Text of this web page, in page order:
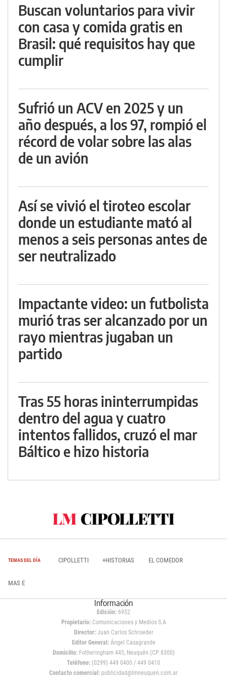
Buscan voluntarios para vivir
con casa y comida gratis en
Brasil: qué requisitos hay que
cumplir
Sufrió un ACV en 2025 y un
año después, a los 97, rompió el
récord de volar sobre las alas
de un avión
Así se vivió el tiroteo escolar
donde un estudiante mató al
menos a seis personas antes de
ser neutralizado
Impactante video: un futbolista
murió tras ser alcanzado por un
rayo mientras jugaban un
partido
Tras 55 horas ininterrumpidas
dentro del agua y cuatro
intentos fallidos, cruzó el mar
Báltico e hizo historia
TEMAS DEL DÍA CIPOLLETTI +HISTORIAS EL COMEDOR
MAS E
Información
Edición: 6952
Propietario:Comunicaciones y Medios S.A
Director: Juan Carlos Schroeder
Editor General:Ángel Casagrande
Domicilio:Fotheringham 445, Neuquén (CP 8300)
Teléfono: (0299) 449 0400 / 449 0410
Contacto comercial: publicidad@lmneuquen.com.ar